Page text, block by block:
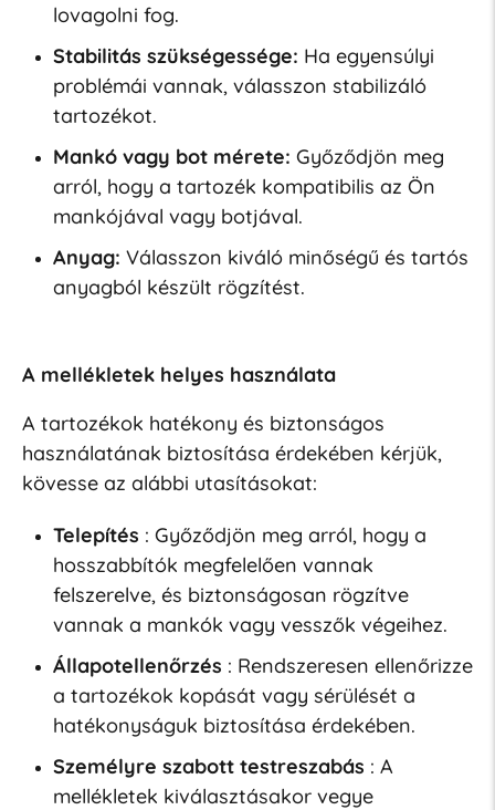
lovagolni fog.
Stabilitás szükségessége: Ha egyensúlyi
problémái vannak, válasszon stabilizáló
tartozékot.
Mankó vagy bot mérete: Győződjön meg
arról, hogy a tartozék kompatibilis az Ön
mankójával vagy botjával.
Anyag: Válasszon kiváló minőségű és tartós
anyagból készült rögzítést.
A mellékletek helyes használata
A tartozékok hatékony és biztonságos
használatának biztosítása érdekében kérjük,
kövesse az alábbi utasításokat:
Telepítés : Győződjön meg arról, hogy a
hosszabbítók megfelelően vannak
felszerelve, és biztonságosan rögzítve
vannak a mankók vagy vesszők végeihez.
Állapotellenőrzés : Rendszeresen ellenőrizze
a tartozékok kopását vagy sérülését a
hatékonyságuk biztosítása érdekében.
Személyre szabott testreszabás : A
mellékletek kiválasztásakor vegye